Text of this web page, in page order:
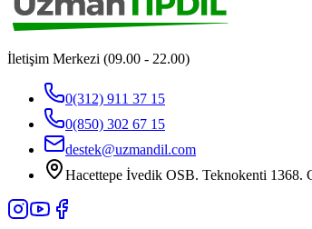
İletişim Merkezi (09.00 - 22.00)
0(312) 911 37 15
0(850) 302 67 15
destek@uzmandil.com
Hacettepe İvedik OSB. Teknokenti